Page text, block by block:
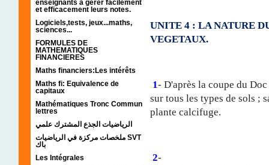
enseignants à gérer facilement
et efficacement leurs notes.
Logiciels,tests, jeux...maths,
sciences...
FORMULES DE
MATHEMATIQUES
FINANCIERES
Maths financiers:Les intérêts
Maths fi: Equivalence de
capitaux
Mathématiques Tronc Commun
lettres
الرياضيات الجذع المشترك علمي
ملخصات مركزة في الرياضيات SVT
باك
Les Intégrales
UNITE 4 : LA NATURE
VEGETAUX.
.1- D'après la coupe du
sur tous les types de sols ;
plante calcifuge.
.2-